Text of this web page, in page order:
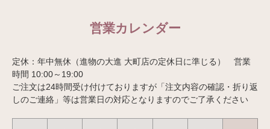
営業カレンダー
定休：年中無休（進物の大進 大町店の定休日に準じる） 営業
時間 10:00～19:00
ご注文は24時間受け付けておりますが「注文内容の確認・折り返
しのご連絡」等は営業日の対応となりますのでご了承ください